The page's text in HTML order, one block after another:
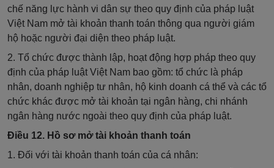
chế năng lực hành vi dân sự theo quy định của pháp luật
Việt Nam mở tài khoản thanh toán thông qua người giám
hộ hoặc người đại diện theo pháp luật.
2. Tổ chức được thành lập, hoạt động hợp pháp theo quy
định của pháp luật Việt Nam bao gồm: tổ chức là pháp
nhân, doanh nghiệp tư nhân, hộ kinh doanh cá thể và các tổ
chức khác được mở tài khoản tại ngân hàng, chi nhánh
ngân hàng nước ngoài theo quy định của pháp luật.
Điều 12. Hồ sơ mở tài khoản thanh toán
1. Đối với tài khoản thanh toán của cá nhân: